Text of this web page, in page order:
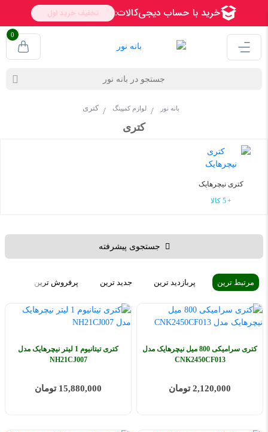
0
بانه نور لوازم کمپینگ کتری
کتری
کتری نیچرهایک
5 کالا
جستجوی پیشرفته
مرتبط ترین پربازدید ترین جدید ترین پرفروش ترین
کتری سرامیکی 800 میل نیچرهایک مدل
CNK2450CF013
2,120,000 تومان
کتری تیتانیوم 1 لیتر نیچرهایک مدل
NH21CJ007
15,880,000 تومان